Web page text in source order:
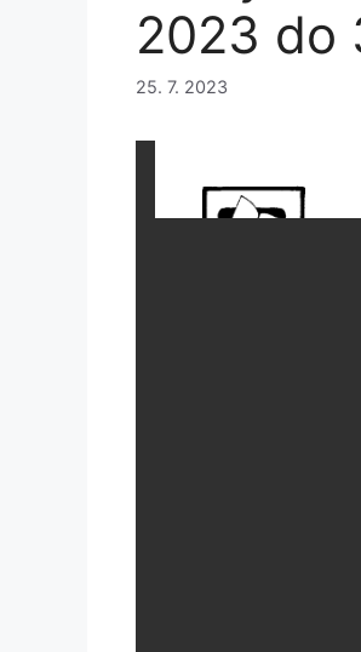
2023 do
25. 7. 2023